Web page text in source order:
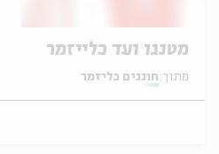
מטנגו ועד כלייזמר
מתוך: חוגגים כליזמר